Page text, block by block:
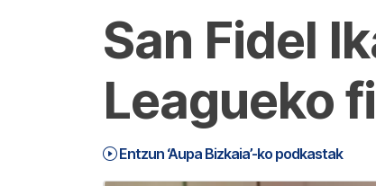
San Fidel
Leagueko
Entzun ‘Aupa Bizkaia’-ko podkastak